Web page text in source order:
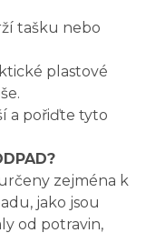
tašku nebo
plastové
a pořiďte tyto
zejména k
jako jsou
od potravin,